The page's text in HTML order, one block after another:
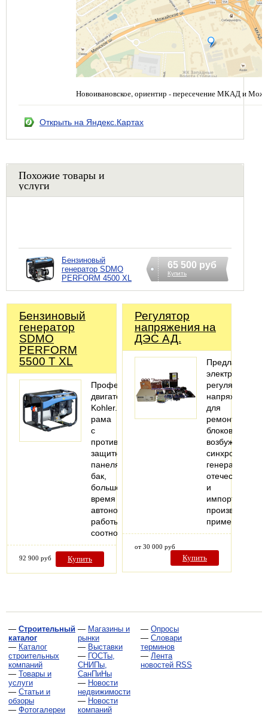
Новоивановское, ориентир - пересечение МКАД и
Открыть на Яндекс.Картах
Похожие товары и
услуги
Бензиновый
генератор SDMO
PERFORM 4500 XL
65 500 руб
Купить
Бензиновый
генератор
SDMO
PERFORM
5500 T XL
Профессиональный
двигатель
Kohler.Компактная
рама
с
противоударными
защитными
панелями.Большой
бак,
большое
время
автономной
работы.Высокое
соотношение…
92 900 руб Купить
Регулятор
напряжения на
ДЭС АД.
Предлагаем
электронные
регуляторы
напряжения
для
ремонта
блоков
возбуждения
синхронных
генераторов
отечественного
и
импортного
производства,
от 30 000 руб
Купить
— Строительный
каталог
— Каталог
строительных
компаний
— Товары и
услуги
— Статьи и
обзоры
— Фотогалереи
— Магазины и
рынки
— Выставки
— ГОСТы,
СНИПы,
СанПиНы
— Новости
недвижимости
— Новости
компаний
— Опросы
— Словари
терминов
— Лента
новостей RSS